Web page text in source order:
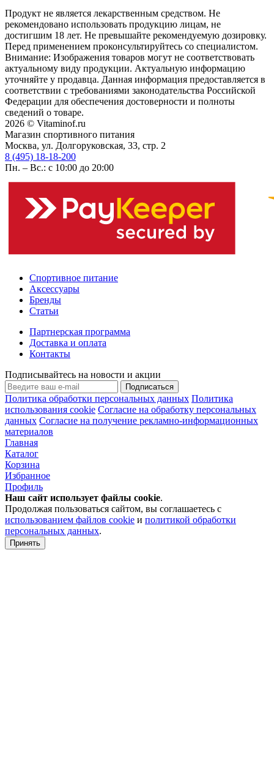
Продукт не является лекарственным средством. Не
рекомендовано использовать продукцию лицам, не
достигшим 18 лет. Не превышайте рекомендуемую дозировку.
Перед применением проконсультируйтесь со специалистом.
Внимание: Изображения товаров могут не соответствовать
актуальному виду продукции. Актуальную информацию
уточняйте у продавца. Данная информация предоставляется в
соответствии с требованиями законодательства Российской
Федерации для обеспечения достоверности и полноты
сведений о товаре.
2026 © Vitaminof.ru
Магазин спортивного питания
Москва, ул. Долгоруковская, 33, стр. 2
8 (495) 18-18-200
Пн. – Вс.: с 10:00 до 20:00
Спортивное питание
Аксессуары
Бренды
Статьи
Партнерская программа
Доставка и оплата
Контакты
Подписывайтесь на новости и акции
Подписаться
Политика обработки персональных данных Политика
использования cookie Согласие на обработку персональных
данных Согласие на получение рекламно-информационных
материалов
Главная
Каталог
Корзина
Избранное
Профиль
Наш сайт использует файлы cookie.
Продолжая пользоваться сайтом, вы соглашаетесь с
использованием файлов cookie и политикой обработки
персональных данных.
Принять